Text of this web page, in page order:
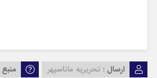
ارسال : تحریریه ماناسپهر